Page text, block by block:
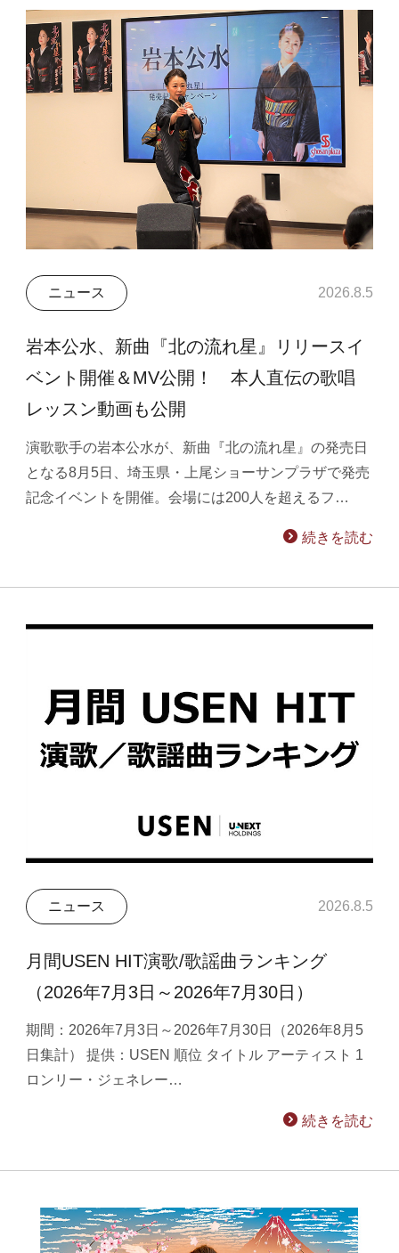
ニュース 2026.8.5
岩本公水、新曲『北の流れ星』リリースイ
ベント開催＆MV公開！ 本人直伝の歌唱
レッスン動画も公開
演歌歌手の岩本公水が、新曲『北の流れ星』の発売日
となる8月5日、埼玉県・上尾ショーサンプラザで発売
記念イベントを開催。会場には200人を超えるフ…
続きを読む
ニュース 2026.8.5
月間USEN HIT演歌/歌謡曲ランキング
（2026年7月3日～2026年7月30日）
期間：2026年7月3日～2026年7月30日（2026年8月5
日集計） 提供：USEN 順位 タイトル アーティスト 1
ロンリー・ジェネレー…
続きを読む